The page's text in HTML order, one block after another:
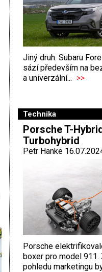
Jiný druh. Subaru
sází především na
a univerzální... >>
Technika
Porsche T-
Turbohybrid
Petr Hanke
Porsche
boxer pro model 911.
pohledu marketingu